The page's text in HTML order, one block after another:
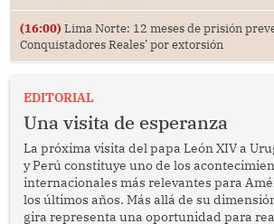
(16:00) Lima Norte: 12 meses de prisión
Conquistadores Reales’ por extorsión
EDITORIAL
Una visita de esperanza
La próxima visita del papa León XIV a
y Perú constituye uno de los
internacionales más relevantes para
los últimos años. Más allá de su
gira representa una oportunidad para